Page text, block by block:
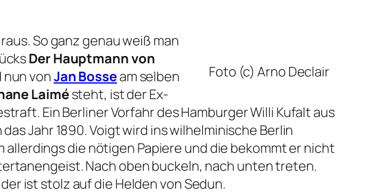
Foto (c) Arno Declair
So ganz genau weiß man
Der Hauptmann von
vonJan Bosseam selben
Laimésteht, ist der Ex-
Ein Berliner Vorfahr des Hamburger Willi Kufalt aus
Jahr 1890. Voigt wird ins wilhelminische Berlin
die nötigen Papiere und die bekommt er nicht
Nach oben buckeln, nach unten treten.
ist stolz auf die Helden von Sedun.